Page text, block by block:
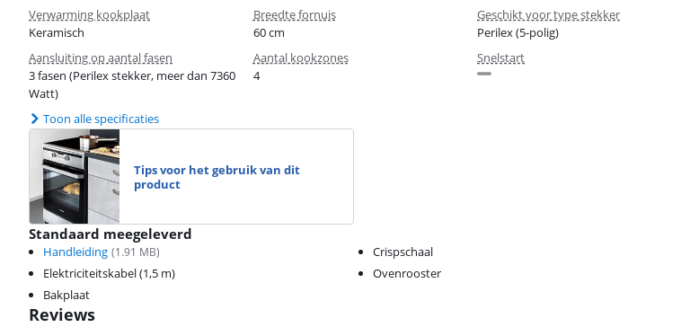
Verwarming kookplaat
Keramisch
Breedte fornuis
60 cm
Geschikt voor type stekker
Perilex (5-polig)
Aansluiting op aantal fasen
3 fasen (Perilex stekker, meer dan 7360
Watt)
Aantal kookzones
4
Snelstart
Toon alle specificaties
Tips voor het gebruik van dit
product
Standaard meegeleverd
Handleiding (1.91 MB)
Elektriciteitskabel (1,5 m)
Bakplaat
Crispschaal
Ovenrooster
Reviews